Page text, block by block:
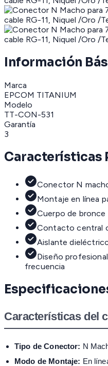
Información
Marca
EPCOM TITANIUM
Modelo
TT-CON-531
Garantía
3
Características
Conector N
Montaje en línea
Cuerpo de bronce
Contacto central
Aislante
Diseño
frecuencia
Características del
Tipo de Conector: N
Modo de Montaje: En